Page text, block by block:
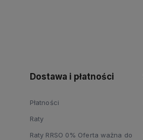
Dostawa i płatności
Płatności
Raty
Raty RRSO 0% Oferta ważna do